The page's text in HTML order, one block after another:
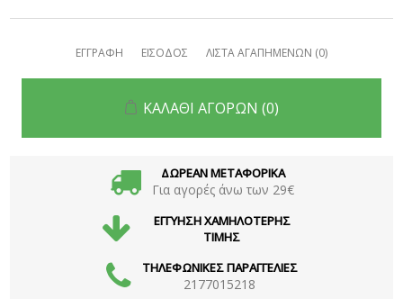
ΕΓΓΡΑΦΗ ΕΙΣΟΔΟΣ ΛΙΣΤΑ ΑΓΑΠΗΜΕΝΩΝ (0)
ΚΑΛΑΘΙ ΑΓΟΡΩΝ (0)
ΔΩΡΕΑΝ ΜΕΤΑΦΟΡΙΚΑ
Για αγορές άνω των 29€
ΕΓΓΥΗΣΗ ΧΑΜΗΛΟΤΕΡΗΣ
ΤΙΜΗΣ
ΤΗΛΕΦΩΝΙΚΕΣ ΠΑΡΑΓΓΕΛΙΕΣ
2177015218